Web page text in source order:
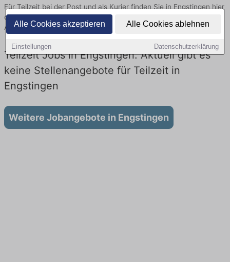
Alle Cookies akzeptieren Alle Cookies ablehnen
Einstellungen Datenschutzerklärung
Für Teilzeit bei der Post und als Kurier finden Sie in Engstingen hier
die aktuellsten Angebote. Entdecken Sie freie Optionen von Top-
Arbeitgebern und bewerben Sie sich noch heute.
Teilzeit Jobs in Engstingen: Aktuell gibt es
keine Stellenangebote für Teilzeit in
Engstingen
Weitere Jobangebote in Engstingen